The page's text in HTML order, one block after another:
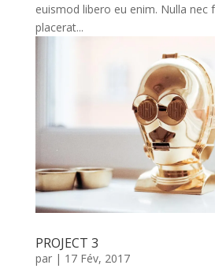
euismod libero eu enim. Nulla nec
placerat...
PROJECT 3
par | 17 Fév, 2017